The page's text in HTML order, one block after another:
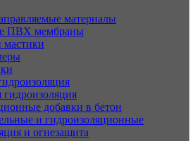
материалы
ПВХ мембраны
добавки в бетон
и гидроизоляционные
и огнезащита